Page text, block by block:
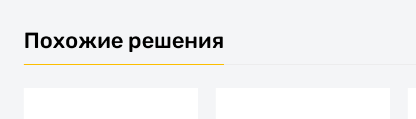
Похожие решения